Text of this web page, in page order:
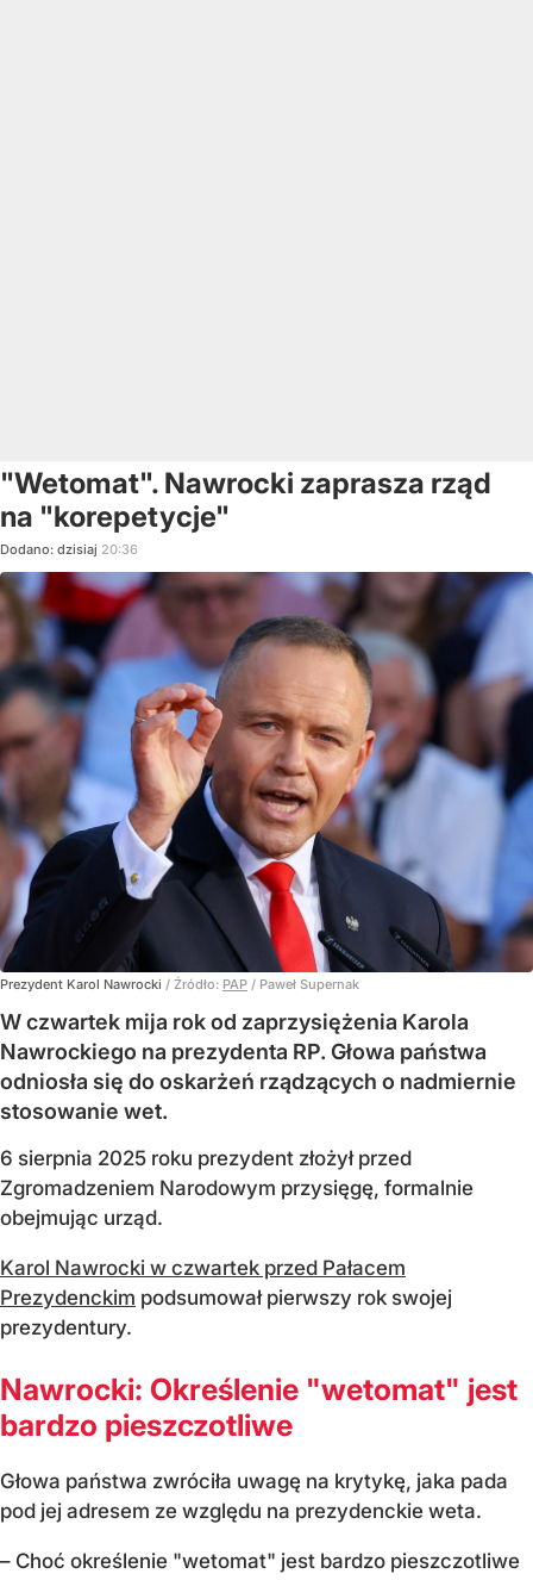
"Wetomat". Nawrocki zaprasza rząd
na "korepetycje"
Dodano: dzisiaj 20:36
Prezydent Karol Nawrocki / Źródło: PAP / Paweł Supernak
W czwartek mija rok od zaprzysiężenia Karola
Nawrockiego na prezydenta RP. Głowa państwa
odniosła się do oskarżeń rządzących o nadmiernie
stosowanie wet.
6 sierpnia 2025 roku prezydent złożył przed
Zgromadzeniem Narodowym przysięgę, formalnie
obejmując urząd.
Karol Nawrocki w czwartek przed Pałacem
Prezydenckim podsumował pierwszy rok swojej
prezydentury.
Nawrocki: Określenie "wetomat" jest
bardzo pieszczotliwe
Głowa państwa zwróciła uwagę na krytykę, jaka pada
pod jej adresem ze względu na prezydenckie weta.
– Choć określenie "wetomat" jest bardzo pieszczotliwe